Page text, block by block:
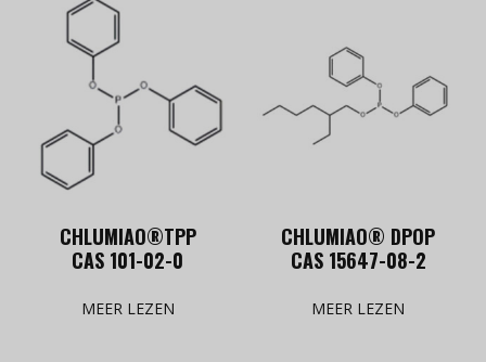
CHLUMIAO®TPP
CAS 101-02-0
MEER LEZEN
CHLUMIAO® DPOP
CAS 15647-08-2
MEER LEZEN